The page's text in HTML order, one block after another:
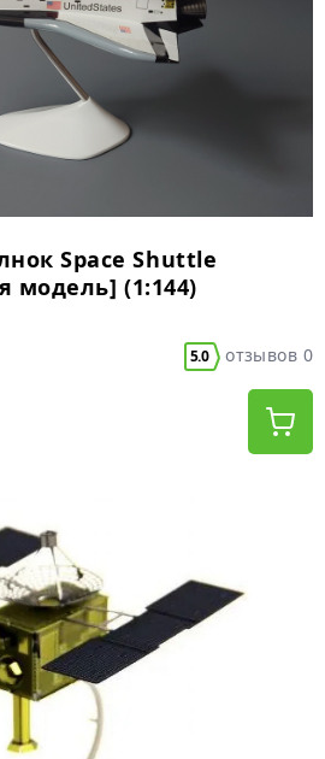
Space Shuttle
модель] (1:144)
5.0 отзывов 0